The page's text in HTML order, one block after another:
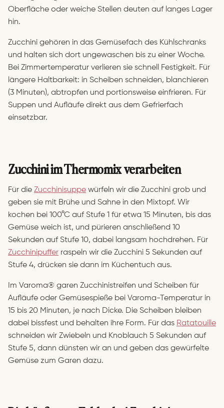
Oberfläche oder weiche Stellen deuten auf langes Lager
hin.
Zucchini gehören in das Gemüsefach des Kühlschranks
und halten sich dort ungewaschen bis zu einer Woche.
Bei Zimmertemperatur verlieren sie schnell Festigkeit. Für
längere Haltbarkeit: in Scheiben schneiden, blanchieren
(3 Minuten), abtropfen und portionsweise einfrieren. Für
Suppen und Aufläufe direkt aus dem Gefrierfach
einsetzbar.
Zucchini im Thermomix verarbeiten
Für die Zucchinisuppe würfeln wir die Zucchini grob und
geben sie mit Brühe und Sahne in den Mixtopf. Wir
kochen bei 100°C auf Stufe 1 für etwa 15 Minuten, bis das
Gemüse weich ist, und pürieren anschließend 10
Sekunden auf Stufe 10, dabei langsam hochdrehen. Für
Zucchinipuffer raspeln wir die Zucchini 5 Sekunden auf
Stufe 4, drücken sie dann im Küchentuch aus.
Im Varoma® garen Zucchinistreifen und Scheiben für
Aufläufe oder Gemüsespieße bei Varoma-Temperatur in
15 bis 20 Minuten, je nach Dicke. Die Scheiben bleiben
dabei bissfest und behalten ihre Form. Für das Ratatouille
schneiden wir Zwiebeln und Knoblauch 5 Sekunden auf
Stufe 5, dann dünsten wir an und geben das gewürfelte
Gemüse zum Garen dazu.